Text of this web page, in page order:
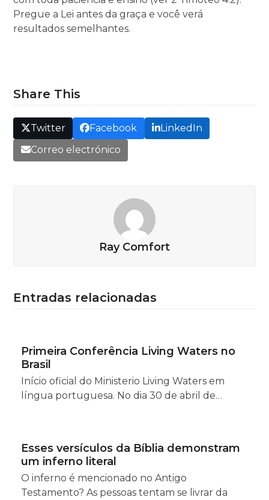
Pregue a Lei antes da graça e você verá
resultados semelhantes.
Share This
Twitter Facebook
LinkedIn
Correo electrónico
Ray Comfort
Entradas relacionadas
Primeira Conferência Living Waters no
Brasil
Início oficial do Ministerio Living Waters em
língua portuguesa. No dia 30 de abril de…
Esses versículos da Bíblia demonstram
um inferno literal
O inferno é mencionado no Antigo
Testamento? As pessoas tentam se livrar da